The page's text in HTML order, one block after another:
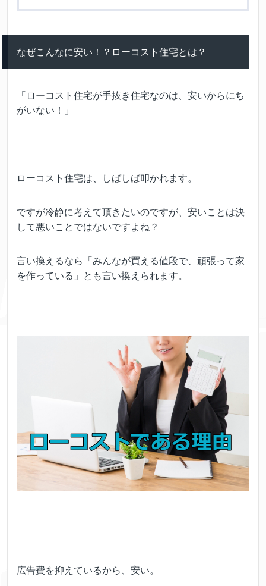
なぜこんなに安い！？ローコスト住宅とは？
「ローコスト住宅が手抜き住宅なのは、安いからにち
がいない！」
ローコスト住宅は、しばしば叩かれます。
ですが冷静に考えて頂きたいのですが、安いことは決
して悪いことではないですよね？
言い換えるなら「みんなが買える値段で、頑張って家
を作っている」とも言い換えられます。
広告費を抑えているから、安い。